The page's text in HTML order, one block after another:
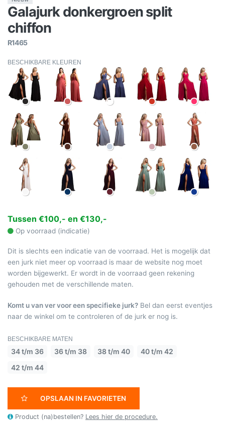
Galajurk donkergroen split
chiffon
R1465
BESCHIKBARE KLEUREN
Tussen €100,- en €130,-
Op voorraad (indicatie)
Dit is slechts een indicatie van de voorraad. Het is mogelijk dat
een jurk niet meer op voorraad is maar de website nog moet
worden bijgewerkt. Er wordt in de voorraad geen rekening
gehouden met de verschillende maten.
Komt u van ver voor een specifieke jurk? Bel dan eerst eventjes
naar de winkel om te controleren of de jurk er nog is.
BESCHIKBARE MATEN
34 t/m 36 36 t/m 38 38 t/m 40
40 t/m 42
42 t/m 44
OPSLAAN IN FAVORIETEN
Product (na)bestellen? Lees hier de procedure.